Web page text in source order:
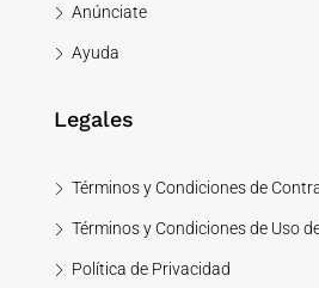
Anúnciate
Ayuda
Legales
Términos y Condiciones de
Términos y Condiciones de Uso
Política de Privacidad